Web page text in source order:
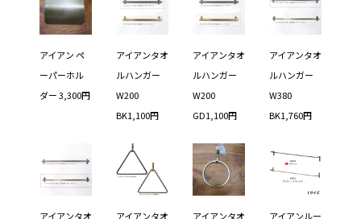
アイアン ペ
ーパーホル
ダー 3,300円
アイアンタオ
ルハンガー
W200
BK1,100円
アイアンタオ
ルハンガー
W200
GD1,100円
アイアンタオ
ルハンガー
W380
BK1,760円
アイアンタオ アイアンタオ アイアンタオ アイアンルー